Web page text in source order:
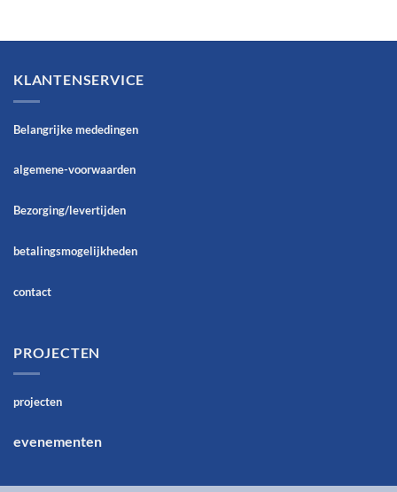
KLANTENSERVICE
Belangrijke mededingen
algemene-voorwaarden
Bezorging/levertijden
betalingsmogelijkheden
contact
PROJECTEN
projecten
evenementen